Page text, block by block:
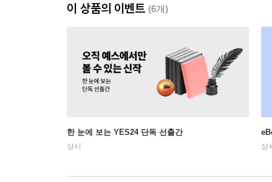
이 상품의 이벤트 (6개)
한 눈에 보는 YES24 단독 선출간
상시 상